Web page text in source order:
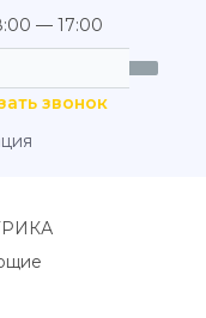
— 17:00
звонок